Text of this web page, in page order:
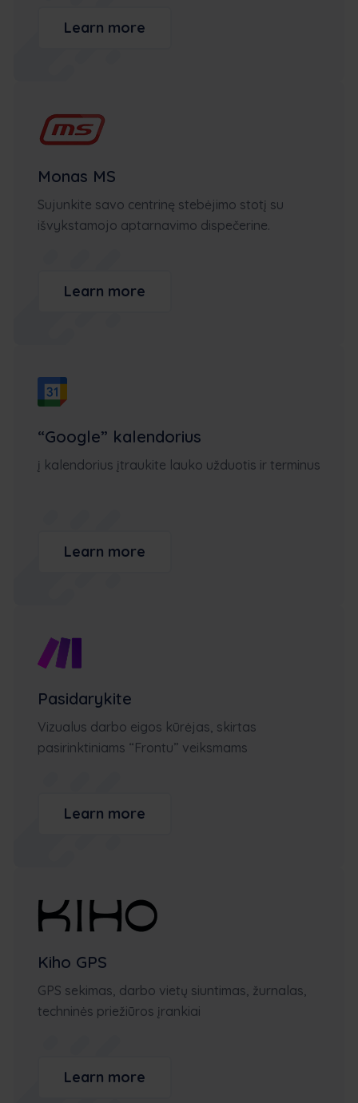
Learn more
Monas MS
Sujunkite savo centrinę stebėjimo stotį su
išvykstamojo aptarnavimo dispečerine.
Learn more
“Google” kalendorius
į kalendorius įtraukite lauko užduotis ir terminus
Learn more
Pasidarykite
Vizualus darbo eigos kūrėjas, skirtas
pasirinktiniams “Frontu” veiksmams
Learn more
Kiho GPS
GPS sekimas, darbo vietų siuntimas, žurnalas,
techninės priežiūros įrankiai
Learn more